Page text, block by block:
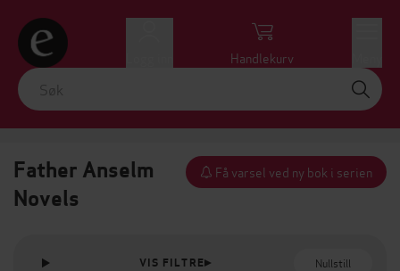
Handlekurv
Father Anselm
Novels
Få varsel ved ny bok i serien
VIS FILTRE Nullstill